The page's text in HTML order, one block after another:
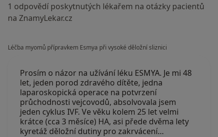
1 odpovědí poskytnutých lékařem na otázky pacientů
na ZnamyLekar.cz
Léčba myomů přípravkem Esmya při vysoké děložní sliznici
Prosím o názor na užívání léku ESMYA. Je mi 48
let, jeden porod zdravého dítěte, jedna
laparoskopická operace na potvrzení
průchodnosti vejcovodů, absolvovala jsem
jeden cyklus IVF. Ve věku kolem 25 let velmi
krátce (cca 3 měsíce) HA, asi přede dvěma lety
kyretáž děložní dutiny pro zakrvácení…